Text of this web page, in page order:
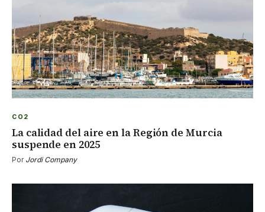
CO2
La calidad del aire en la Región de Murcia
suspende en 2025
Por Jordi Company